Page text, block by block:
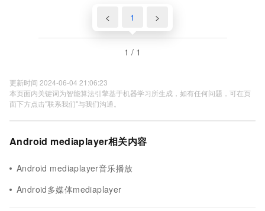
< 1 >
1 / 1
更新时间 2024-06-04 21:06:23
本页面内关键词为智能算法引擎基于机器学习所生成，如有任何问题，可在页
面下方点击"联系我们"与我们沟通。
Android mediaplayer相关内容
Android mediaplayer音乐播放
Android多媒体mediaplayer